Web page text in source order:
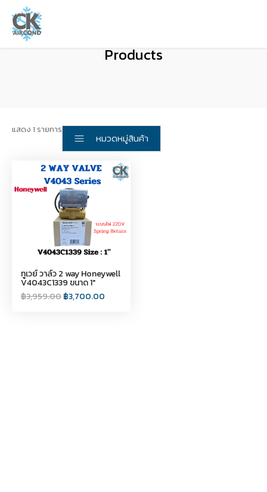
Products
แสดง 1 รายการ
หมวดหมู่สินค้า
ทูเวย์ วาล์ว 2 way Honeywell
V4043C1339 ขนาด 1"
฿3,959.00฿3,700.00